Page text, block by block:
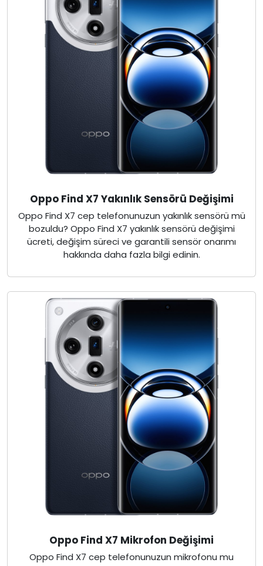
Oppo Find X7 Yakınlık Sensörü Değişimi
Oppo Find X7 cep telefonunuzun yakınlık sensörü mü
bozuldu? Oppo Find X7 yakınlık sensörü değişimi
ücreti, değişim süreci ve garantili sensör onarımı
hakkında daha fazla bilgi edinin.
Oppo Find X7 Mikrofon Değişimi
Oppo Find X7 cep telefonunuzun mikrofonu mu